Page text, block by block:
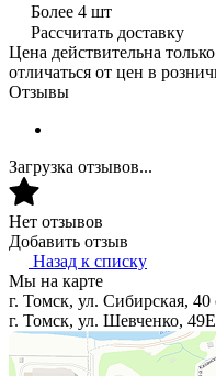
Более 4 шт
Рассчитать доставку
Цена действительна
отличаться от цен в
Отзывы
Загрузка отзывов...
Нет отзывов
Добавить отзыв
Назад к списку
Мы на карте
г. Томск, ул. Сибирская, 40
г. Томск, ул. Шевченко, 49Е